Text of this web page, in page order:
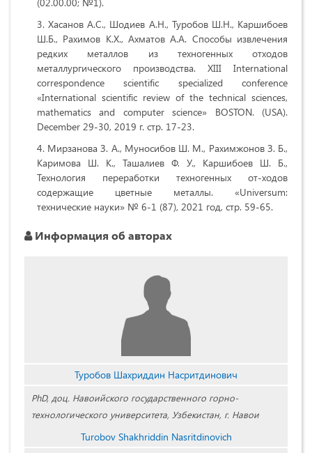
(02.00.00; №1).
Хасанов А.С., Шодиев А.Н., Туробов Ш.Н., Каршибоев
Ш.Б., Рахимов К.Х., Ахматов А.А. Способы извлечения
редких металлов из техногенных отходов
металлургического производства. XIII International
correspondence scientific specialized conference
«International scientific review of the technical sciences,
mathematics and computer science» BOSTON. (USA).
December 29-30, 2019 г. стр. 17-23.
Мирзанова З. А., Муносибов Ш. М., Рахимжонов З. Б.,
Каримова Ш. К., Ташалиев Ф. У., Каршибоев Ш. Б.,
Технология переработки техногенных от-ходов
содержащие цветные металлы. «Universum:
технические науки» № 6-1 (87), 2021 год, стр. 59-65.
Информация об авторах
Туробов Шахриддин Насритдинович
PhD, доц. Навоийского государственного горно-
технологического университета, Узбекистан, г. Навои
Turobov Shakhriddin Nasritdinovich